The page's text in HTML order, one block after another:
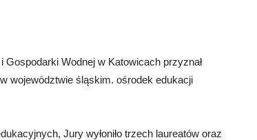
Wodnej w Katowicach przyznał
województwie śląskim. ośrodek edukacji
Jury wyłoniło trzech laureatów oraz